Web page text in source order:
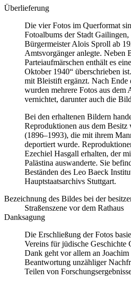
Überlieferung
Die vier Fotos im Querformat
Fotoalbums der Stadt Gailingen,
Bürgermeister Alois Sproll ab
Amtsvorgänger anlegte. Neben
Parteiaufmärschen enthält es
Oktober 1940“ überschrieben
mit Bleistift ergänzt. Nach Ende
wurden mehrere Fotos aus dem
vernichtet, darunter auch die
Bei den erhaltenen Bildern
Reproduktionen aus dem
(1896–1993), die mit ihrem
deportiert wurde.
Ezechiel Hasgall erhalten, der
Palästina auswanderte. Sie
Beständen des Leo Baeck
Hauptstaatsarchivs Stuttgart.
Bezeichnung des Bildes bei der
Straßenszene vor dem Rathaus
Danksagung
Die Erschließung der Fotos
Vereins für jüdische
Dank geht vor allem an
Beantwortung unzähliger
Teilen von